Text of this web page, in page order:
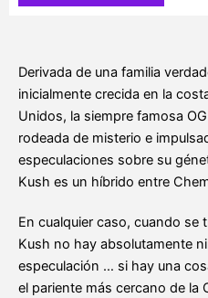
3
Vision
Seeds
cantidad
Derivada de una familia
inicialmente crecida en la
Unidos, la siempre famosa
rodeada de misterio e
especulaciones sobre su
Kush es un híbrido entre
En cualquier caso, cuando se
Kush no hay absolutamente
especulación … si hay una
el pariente más cercano de la